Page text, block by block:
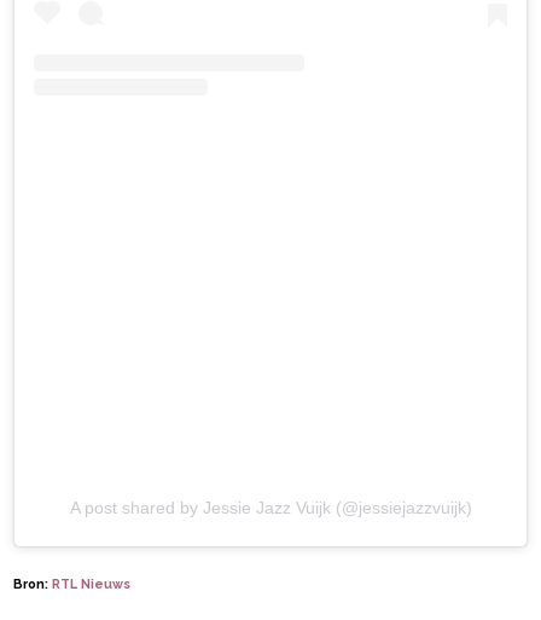
A post shared by Jessie Jazz Vuijk (@jessiejazzvuijk)
Bron:RTL Nieuws